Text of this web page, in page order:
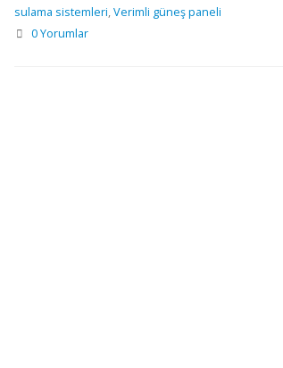
sulama sistemleri,Verimli güneş paneli
0 Yorumlar